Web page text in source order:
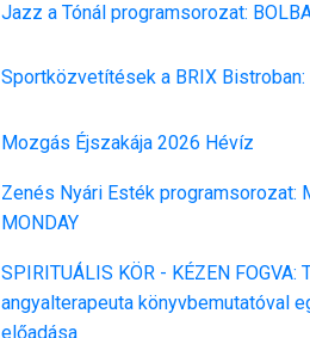
Jazz a Tónál programsorozat:
Sportközvetítések a BRIX Bistroban:
Mozgás Éjszakája 2026 Hévíz
Zenés Nyári Esték programsorozat:
MONDAY
SPIRITUÁLIS KÖR - KÉZEN FOGVA:
angyalterapeuta könyvbemutatóval
előadása